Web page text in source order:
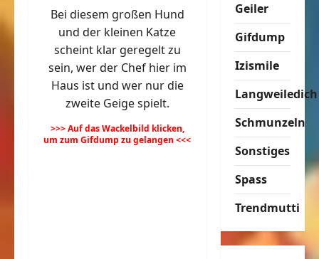
Bei diesem großen Hund
und der kleinen Katze
scheint klar geregelt zu
sein, wer der Chef hier im
Haus ist und wer nur die
zweite Geige spielt.
>>> Auf das Wackelbild klicken,
um zum Gifdump zu gelangen <<<
Geiler
Gifdump
Izismile
Langweiledich
Schmunzeln
Sonstiges
Spass
Trendmutti